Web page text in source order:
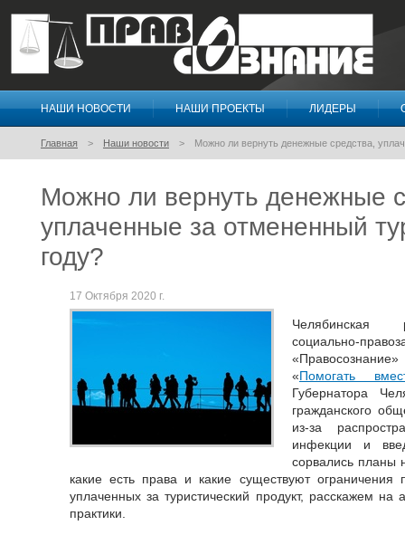
Правосознание
НАШИ НОВОСТИ НАШИ ПРОЕКТЫ ЛИДЕРЫ
Главная Наши новости Можно ли вернуть денежные средства,
Можно ли вернуть денежные
уплаченные за отмененный
году?
17 Октября 2020 г.
Челябинская
социально-
«Помогать
Губернатора
гражданского
из-за
инфекции и
сорвались планы
какие есть права и какие существуют ограничения
уплаченных за туристический продукт, расскажем
практики.